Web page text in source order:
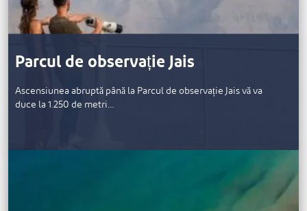
Parcul de observație Jais
Ascensiunea abruptă până la Parcul de observație Jais vă va
duce la 1.250 de metri…